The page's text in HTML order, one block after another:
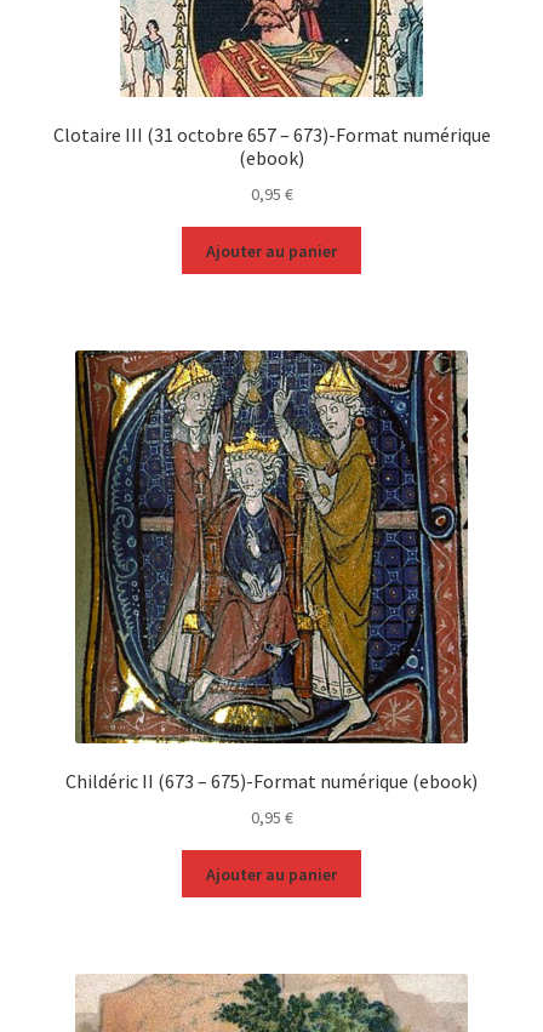
Clotaire III (31 octobre 657 – 673)-Format numérique
(ebook)
0,95 €
Ajouter au panier
Childéric II (673 – 675)-Format numérique (ebook)
0,95 €
Ajouter au panier